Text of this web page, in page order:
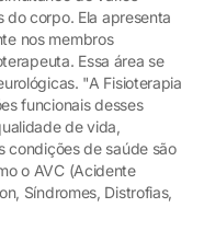
corpo. Ela apresenta
nos membros
Essa área se
"A Fisioterapia
funcionais desses
de vida,
condições de saúde são
o AVC (Acidente
Síndromes, Distrofias,